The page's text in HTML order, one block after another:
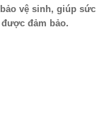
vệ sinh, giúp sức
đảm bảo.